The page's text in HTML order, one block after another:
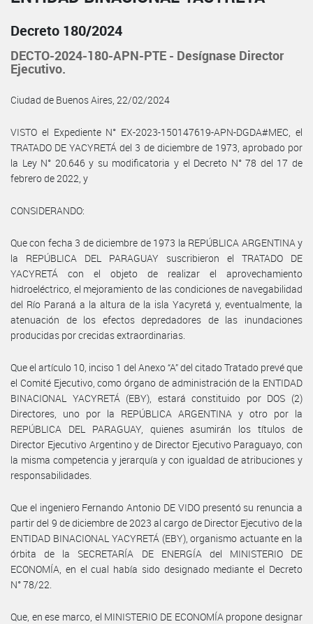
Decreto 180/2024
DECTO-2024-180-APN-PTE - Desígnase Director
Ejecutivo.
Ciudad de Buenos Aires, 22/02/2024
VISTO el Expediente N° EX-2023-150147619-APN-DGDA#MEC, el
TRATADO DE YACYRETÁ del 3 de diciembre de 1973, aprobado por
la Ley N° 20.646 y su modificatoria y el Decreto N° 78 del 17 de
febrero de 2022, y
CONSIDERANDO:
Que con fecha 3 de diciembre de 1973 la REPÚBLICA ARGENTINA y
la REPÚBLICA DEL PARAGUAY suscribieron el TRATADO DE
YACYRETÁ con el objeto de realizar el aprovechamiento
hidroeléctrico, el mejoramiento de las condiciones de navegabilidad
del Río Paraná a la altura de la isla Yacyretá y, eventualmente, la
atenuación de los efectos depredadores de las inundaciones
producidas por crecidas extraordinarias.
Que el artículo 10, inciso 1 del Anexo “A” del citado Tratado prevé que
el Comité Ejecutivo, como órgano de administración de la ENTIDAD
BINACIONAL YACYRETÁ (EBY), estará constituido por DOS (2)
Directores, uno por la REPÚBLICA ARGENTINA y otro por la
REPÚBLICA DEL PARAGUAY, quienes asumirán los títulos de
Director Ejecutivo Argentino y de Director Ejecutivo Paraguayo, con
la misma competencia y jerarquía y con igualdad de atribuciones y
responsabilidades.
Que el ingeniero Fernando Antonio DE VIDO presentó su renuncia a
partir del 9 de diciembre de 2023 al cargo de Director Ejecutivo de la
ENTIDAD BINACIONAL YACYRETÁ (EBY), organismo actuante en la
órbita de la SECRETARÍA DE ENERGÍA del MINISTERIO DE
ECONOMÍA, en el cual había sido designado mediante el Decreto
N° 78/22.
Que, en ese marco, el MINISTERIO DE ECONOMÍA propone designar